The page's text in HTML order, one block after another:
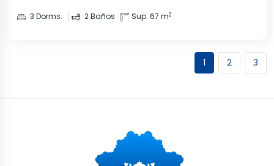
3 Dorms. 2 Baños Sup. 67 m2
1 2 3